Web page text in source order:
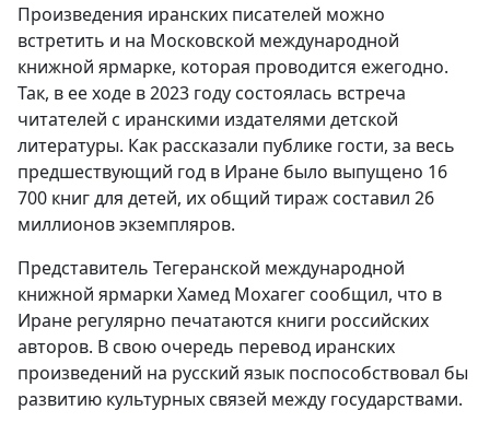
Произведения иранских писателей можно
встретить и на Московской международной
книжной ярмарке, которая проводится ежегодно.
Так, в ее ходе в 2023 году состоялась встреча
читателей с иранскими издателями детской
литературы. Как рассказали публике гости, за весь
предшествующий год в Иране было выпущено 16
700 книг для детей, их общий тираж составил 26
миллионов экземпляров.
Представитель Тегеранской международной
книжной ярмарки Хамед Мохагег сообщил, что в
Иране регулярно печатаются книги российских
авторов. В свою очередь перевод иранских
произведений на русский язык поспособствовал бы
развитию культурных связей между государствами.